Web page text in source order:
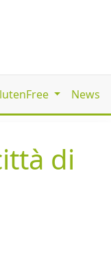
News
di